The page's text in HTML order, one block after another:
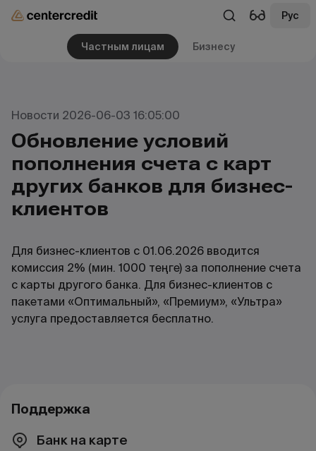
Рус
Частным лицам Бизнесу
Новости 2026-06-03 16:05:00
Обновление условий
пополнения счета с карт
других банков для бизнес-
клиентов
Для бизнес-клиентов с 01.06.2026 вводится
комиссия 2% (мин. 1000 теңге) за пополнение счета
с карты другого банка. Для бизнес-клиентов с
пакетами «Оптимальный», «Премиум», «Ультра»
услуга предоставляется бесплатно.
Поддержка
Банк на карте